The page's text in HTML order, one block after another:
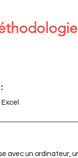
avec un ordinateur,